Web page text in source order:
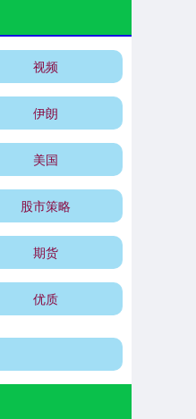
视频
伊朗
美国
股市策略
期货
优质